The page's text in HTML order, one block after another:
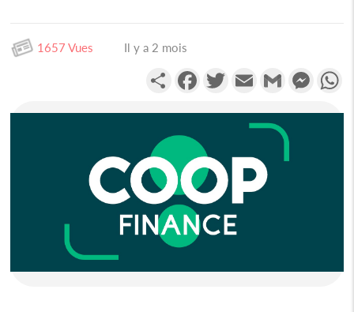
1657 Vues Il y a 2 mois
PartagerFacebookTwitterEmail Gmail